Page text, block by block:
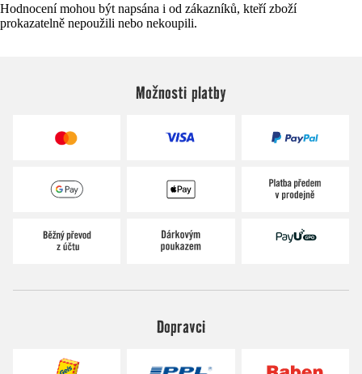
Hodnocení mohou být napsána i od zákazníků, kteří zboží
prokazatelně nepoužili nebo nekoupili.
Možnosti platby
Dopravci